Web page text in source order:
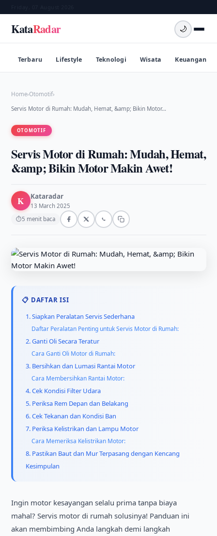
KataRadar 🌙
Terbaru Lifestyle Teknologi Wisata Keuangan
Home›Otomotif›
Servis Motor di Rumah: Mudah, Hemat, &amp; Bikin Motor…
OTOMOTIF
Servis Motor di Rumah: Mudah, Hemat,
&amp; Bikin Motor Makin Awet!
K Kataradar
13 March 2025
⏱5 menit baca
📋 DAFTAR ISI
1. Siapkan Peralatan Servis Sederhana
Daftar Peralatan Penting untuk Servis Motor di Rumah:
2. Ganti Oli Secara Teratur
Cara Ganti Oli Motor di Rumah:
3. Bersihkan dan Lumasi Rantai Motor
Cara Membersihkan Rantai Motor:
4. Cek Kondisi Filter Udara
5. Periksa Rem Depan dan Belakang
6. Cek Tekanan dan Kondisi Ban
7. Periksa Kelistrikan dan Lampu Motor
Cara Memeriksa Kelistrikan Motor:
8. Pastikan Baut dan Mur Terpasang dengan Kencang
Kesimpulan
Ingin motor kesayangan selalu prima tanpa biaya
mahal? Servis motor di rumah solusinya! Panduan ini
akan membimbing Anda langkah demi langkah